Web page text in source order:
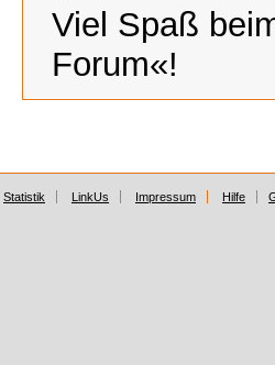
Viel Spaß
Forum«!
Statistik LinkUs Impressum Hilfe